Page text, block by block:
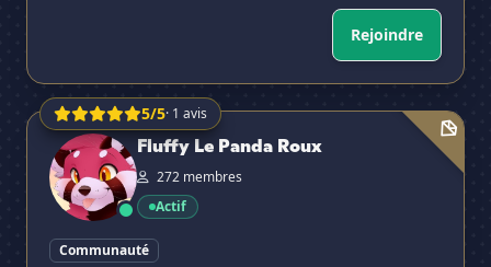
Rejoindre
5/5· 1 avis
Fluffy Le Panda Roux
Fluffy Le Panda Roux
272 membres
Actif
Communauté
✕